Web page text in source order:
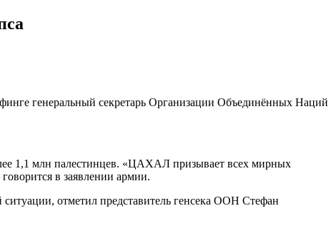
генеральный секретарь Организации Объединённых Наций
1,1 млн палестинцев. «ЦАХАЛ призывает всех мирных
в заявлении армии.
ситуации, отметил представитель генсека ООН Стефан